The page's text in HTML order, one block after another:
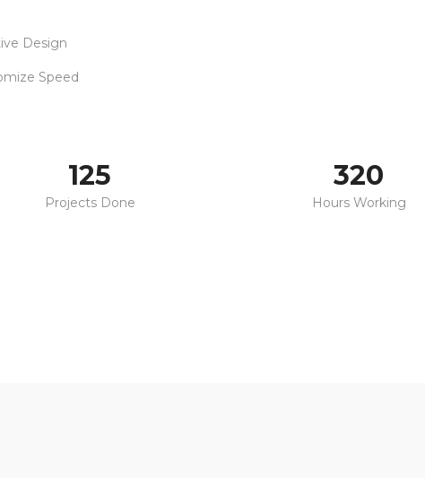
Design
Speed
125
Projects Done
320
Hours Working